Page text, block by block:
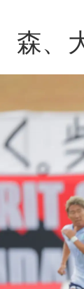
森、